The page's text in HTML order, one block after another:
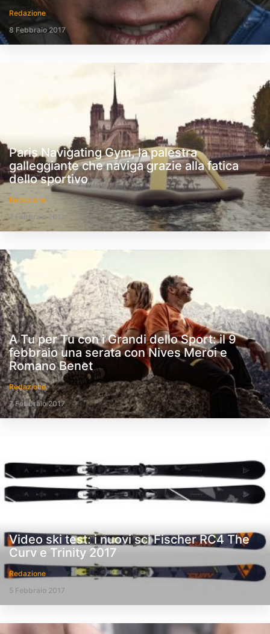
Redazione
8 Febbraio 2017
Paris Navigating Gym, la palestra
galleggiante che naviga grazie alla fatica
dello sportivo
Redazione
7 Febbraio 2017
A Tu per Tu con i Grandi dello Sport: il 9
febbraio una serata con Nives Meroi e
Romano Benet
Redazione
7 Febbraio 2017
Video ski test: i nuovi sci Fischer RC4 The
Curv e Trinity 2017
Redazione
5 Febbraio 2017